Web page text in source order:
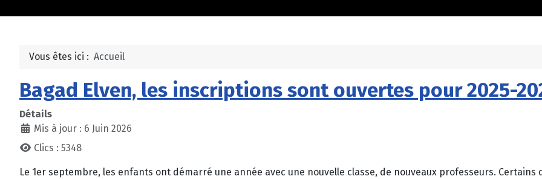
Vous êtes ici : Accueil
Bagad Elven, les inscriptions sont ouvertes pour 2025-
Détails
Mis à jour : 6 Juin 2026
Clics : 5348
Le 1er septembre, les enfants ont démarré une année avec une nouvelle classe, de nouveaux professeurs.